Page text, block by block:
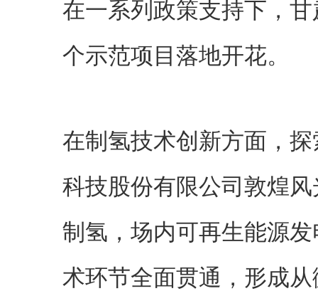
在一系列政策支持下，
个示范项目落地开花。
在制氢技术创新方面，
科技股份有限公司敦煌
制氢，场内可再生能源
术环节全面贯通，形成